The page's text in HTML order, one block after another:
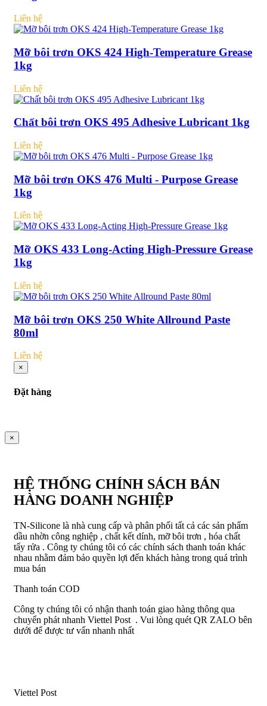
Liên hệ
Mỡ bôi trơn OKS 424 High-Temperature Grease
1kg
Liên hệ
Chất bôi trơn OKS 495 Adhesive Lubricant 1kg
Liên hệ
Mỡ bôi trơn OKS 476 Multi - Purpose Grease
1kg
Liên hệ
Mỡ OKS 433 Long-Acting High-Pressure Grease
1kg
Liên hệ
Mỡ bôi trơn OKS 250 White Allround Paste
80ml
Liên hệ
×
Đặt hàng
×
HỆ THỐNG CHÍNH SÁCH BÁN
HÀNG DOANH NGHIỆP
TN-Silicone là nhà cung cấp và phân phối tất cả các sản phẩm
dầu nhờn công nghiệp , chất kết dính, mỡ bôi trơn , hóa chất
tẩy rửa . Công ty chúng tôi có các chính sách thanh toán khác
nhau nhằm đảm bảo quyền lợi đến khách hàng trong quá trình
mua bán
Thanh toán COD
Công ty chúng tôi có nhận thanh toán giao hàng thông qua
chuyển phát nhanh Viettel Post . Vui lòng quét QR ZALO bên
dưới để được tư vấn nhanh nhất
Viettel Post